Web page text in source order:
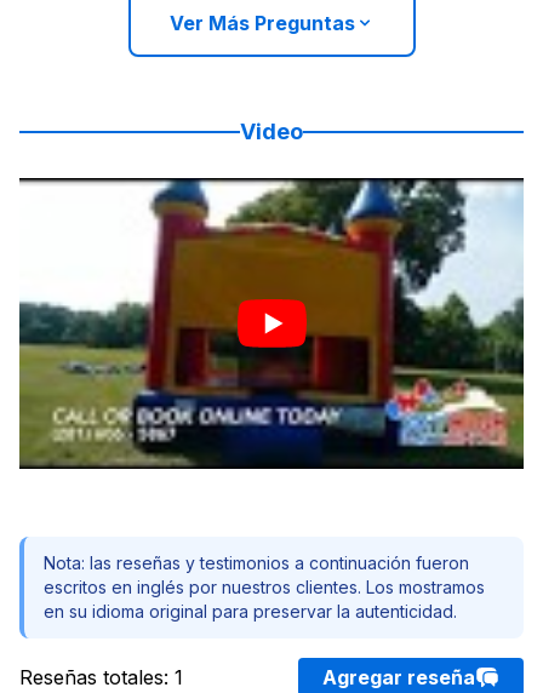
Ver Más Preguntas
Video
Nota: las reseñas y testimonios a continuación fueron
escritos en inglés por nuestros clientes. Los mostramos
en su idioma original para preservar la autenticidad.
Reseñas totales: 1 Agregar reseña